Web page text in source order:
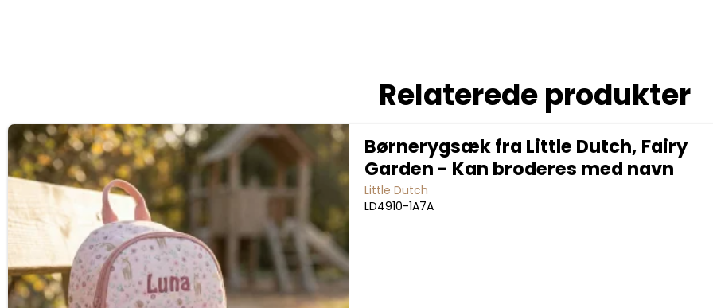
Relaterede produkter
Børnerygsæk fra Little Dutch, Fairy
Garden - Kan broderes med navn
Little Dutch
LD4910-1A7A